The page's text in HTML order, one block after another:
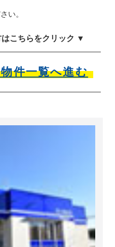
い。
こちらをクリック ▼
件一覧へ進む